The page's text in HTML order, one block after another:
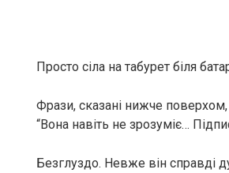
Просто сіла на табурет біля
Фрази, сказані нижче
“Вона навіть не зрозуміє…
Безглуздо. Невже він справді